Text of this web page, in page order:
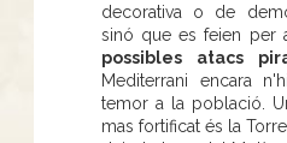
decorativa o de
sinó que es feien per
possibles atacs
Mediterrani encara
temor a la població.
mas fortificat és la